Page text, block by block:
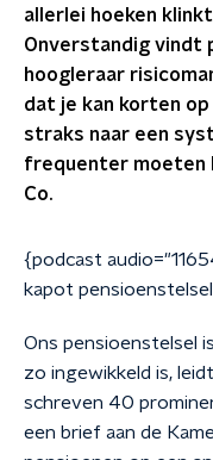
allerlei hoeken
Onverstandig vindt
hoogleraar
dat je kan korten op
straks naar een
frequenter moeten
Co.
{podcast
kapot
Ons pensioenstelsel
zo ingewikkeld is,
schreven 40
een brief aan de